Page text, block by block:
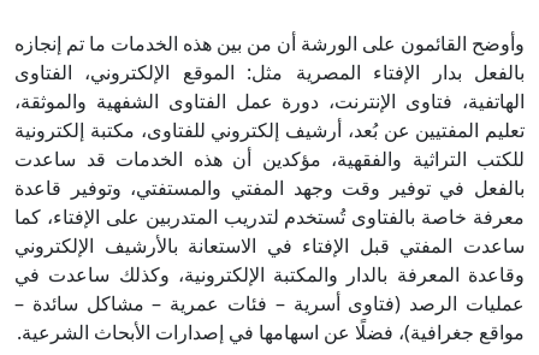
وأوضح القائمون على الورشة أن من بين هذه الخدمات ما تم إنجازه
بالفعل بدار الإفتاء المصرية مثل: الموقع الإلكتروني، الفتاوى
الهاتفية، فتاوى الإنترنت، دورة عمل الفتاوى الشفهية والموثقة،
تعليم المفتيين عن بُعد، أرشيف إلكتروني للفتاوى، مكتبة إلكترونية
للكتب التراثية والفقهية، مؤكدين أن هذه الخدمات قد ساعدت
بالفعل في توفير وقت وجهد المفتي والمستفتي، وتوفير قاعدة
معرفة خاصة بالفتاوى تُستخدم لتدريب المتدربين على الإفتاء، كما
ساعدت المفتي قبل الإفتاء في الاستعانة بالأرشيف الإلكتروني
وقاعدة المعرفة بالدار والمكتبة الإلكترونية، وكذلك ساعدت في
عمليات الرصد (فتاوى أسرية – فئات عمرية – مشاكل سائدة –
مواقع جغرافية)، فضلًا عن اسهامها في إصدارات الأبحاث الشرعية.